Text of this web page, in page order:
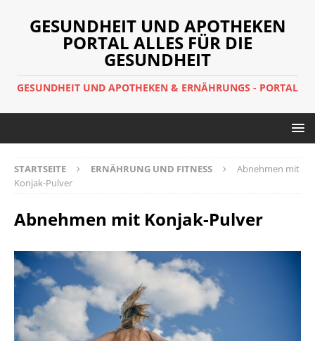
GESUNDHEIT UND APOTHEKEN
PORTAL ALLES FÜR DIE
GESUNDHEIT
GESUNDHEIT UND APOTHEKEN & ERNÄHRUNGS - PORTAL
STARTSEITE ERNÄHRUNG UND FITNESS
Abnehmen mit
Konjak-Pulver
Abnehmen mit Konjak-Pulver